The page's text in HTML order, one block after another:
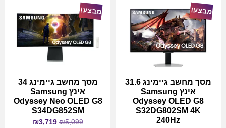
מבצע!
מסך מחשב גיימינג 31.6
אינץ Samsung
Odyssey OLED G8
S32DG802SM 4K
240Hz
מבצע!
מסך מחשב גיימינג 34
אינץ Samsung
Odyssey Neo OLED G8
S34DG852SM
₪5,099
₪3,719